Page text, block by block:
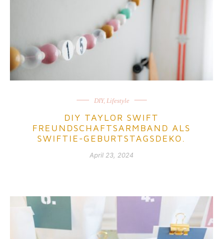
DIY, Lifestyle
DIY TAYLOR SWIFT
FREUNDSCHAFTSARMBAND ALS
SWIFTIE-GEBURTSTAGSDEKO.
April 23, 2024